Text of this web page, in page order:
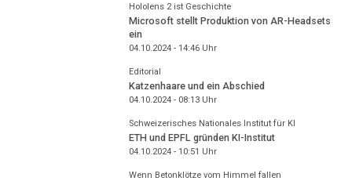
Hololens 2 ist Geschichte
Microsoft stellt Produktion von AR-Headsets
ein
04.10.2024 - 14:46Uhr
Editorial
Katzenhaare und ein Abschied
04.10.2024 - 08:13Uhr
Schweizerisches Nationales Institut für KI
ETH und EPFL gründen KI-Institut
04.10.2024 - 10:51 Uhr
Wenn Betonklötze vom Himmel fallen